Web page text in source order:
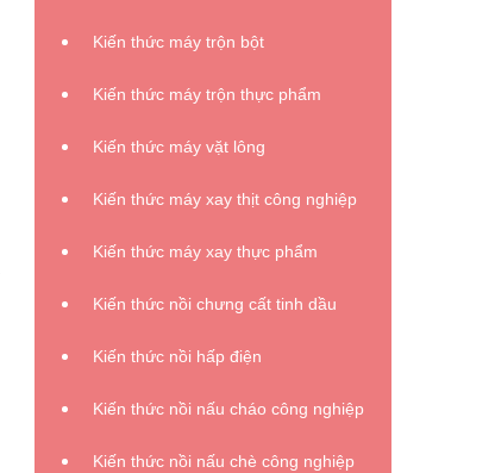
Kiến thức máy trộn bột
Kiến thức máy trộn thực phẩm
Kiến thức máy vặt lông
Kiến thức máy xay thịt công nghiệp
Kiến thức máy xay thực phẩm
Kiến thức nồi chưng cất tinh dầu
Kiến thức nồi hấp điện
Kiến thức nồi nấu cháo công nghiệp
Kiến thức nồi nấu chè công nghiệp